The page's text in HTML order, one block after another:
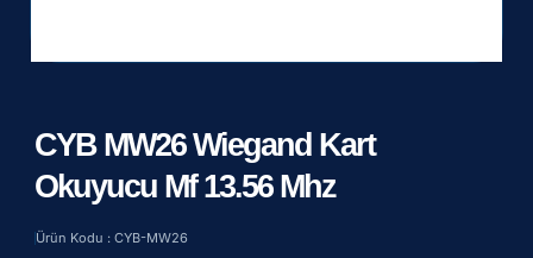
CYB MW26 Wiegand Kart
Okuyucu Mf 13.56 Mhz
Ürün Kodu : CYB-MW26